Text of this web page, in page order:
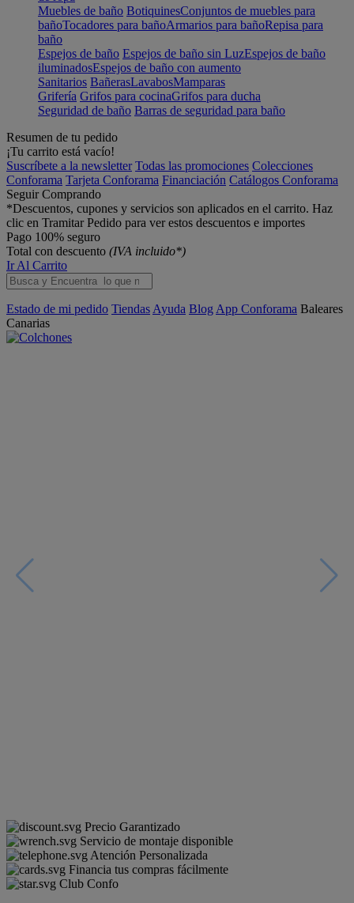
Muebles de baño BotiquinesConjuntos de muebles para
bañoTocadores para bañoArmarios para bañoRepisa para
baño
Espejos de baño Espejos de baño sin LuzEspejos de baño
iluminadosEspejos de baño con aumento
Sanitarios BañerasLavabosMamparas
Grifería Grifos para cocinaGrifos para ducha
Seguridad de baño Barras de seguridad para baño
Resumen de tu pedido
¡Tu carrito está vacío!
Suscríbete a la newsletter Todas las promociones Colecciones
Conforama Tarjeta Conforama Financiación Catálogos Conforama
Seguir Comprando
*Descuentos, cupones y servicios son aplicados en el carrito. Haz
clic en Tramitar Pedido para ver estos descuentos e importes
Pago 100% seguro
Total con descuento (IVA incluido*)
Ir Al Carrito
Estado de mi pedido Tiendas Ayuda Blog App Conforama Baleares
Canarias
Precio Garantizado
Servicio de montaje disponible
Atención Personalizada
Financia tus compras fácilmente
Club Confo